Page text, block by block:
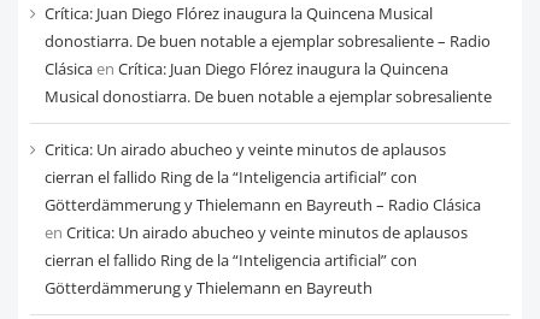
Crítica: Juan Diego Flórez inaugura la Quincena Musical
donostiarra. De buen notable a ejemplar sobresaliente – Radio
Clásicaen Crítica: Juan Diego Flórez inaugura la Quincena
Musical donostiarra. De buen notable a ejemplar sobresaliente
Critica: Un airado abucheo y veinte minutos de aplausos
cierran el fallido Ring de la “Inteligencia artificial” con
Götterdämmerung y Thielemann en Bayreuth – Radio Clásica
en Critica: Un airado abucheo y veinte minutos de aplausos
cierran el fallido Ring de la “Inteligencia artificial” con
Götterdämmerung y Thielemann en Bayreuth